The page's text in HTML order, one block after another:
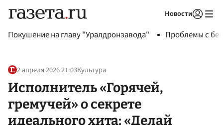
Новости
Покушение на главу "Уралдронзавода" Проблемы с
2 апреля 2026 21:03Культура
Исполнитель «Горячей,
гремучей» о секрете
идеального хита: «Делай